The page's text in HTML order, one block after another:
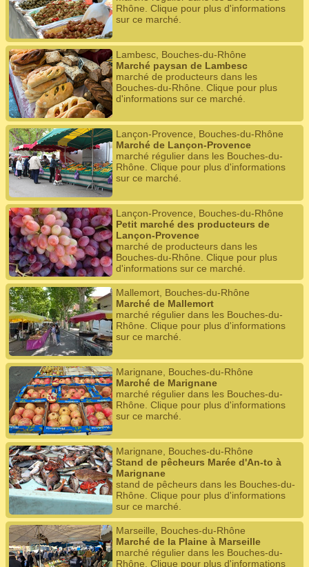
Rhône. Clique pour plus d'informations
sur ce marché.
Lambesc, Bouches-du-Rhône
Marché paysan de Lambesc
marché de producteurs dans les
Bouches-du-Rhône. Clique pour plus
d'informations sur ce marché.
Lançon-Provence, Bouches-du-Rhône
Marché de Lançon-Provence
marché régulier dans les Bouches-du-
Rhône. Clique pour plus d'informations
sur ce marché.
Lançon-Provence, Bouches-du-Rhône
Petit marché des producteurs de
Lançon-Provence
marché de producteurs dans les
Bouches-du-Rhône. Clique pour plus
d'informations sur ce marché.
Mallemort, Bouches-du-Rhône
Marché de Mallemort
marché régulier dans les Bouches-du-
Rhône. Clique pour plus d'informations
sur ce marché.
Marignane, Bouches-du-Rhône
Marché de Marignane
marché régulier dans les Bouches-du-
Rhône. Clique pour plus d'informations
sur ce marché.
Marignane, Bouches-du-Rhône
Stand de pêcheurs Marée d'An-to à
Marignane
stand de pêcheurs dans les Bouches-du-
Rhône. Clique pour plus d'informations
sur ce marché.
Marseille, Bouches-du-Rhône
Marché de la Plaine à Marseille
marché régulier dans les Bouches-du-
Rhône. Clique pour plus d'informations